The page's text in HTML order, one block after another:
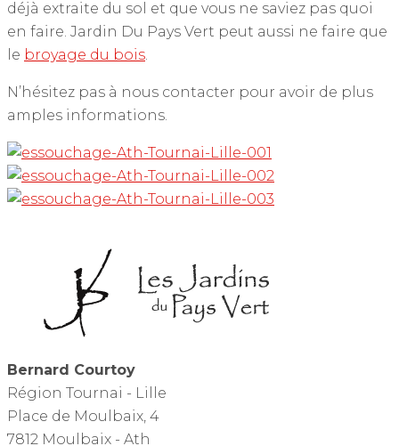
déjà extraite du sol et que vous ne saviez pas quoi
en faire. Jardin Du Pays Vert peut aussi ne faire que
le broyage du bois.
N’hésitez pas à nous contacter pour avoir de plus
amples informations.
Bernard Courtoy
Région Tournai - Lille
Place de Moulbaix, 4
7812 Moulbaix - Ath